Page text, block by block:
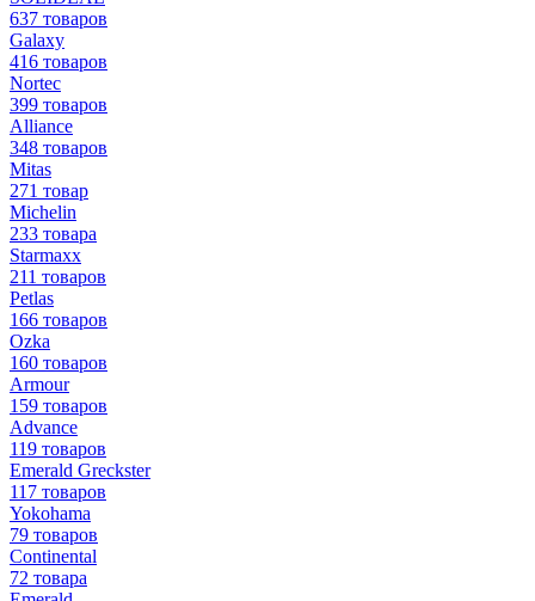
637 товаров
Galaxy
416 товаров
Nortec
399 товаров
Alliance
348 товаров
Mitas
271 товар
Michelin
233 товара
Starmaxx
211 товаров
Petlas
166 товаров
Ozka
160 товаров
Armour
159 товаров
Advance
119 товаров
Emerald Greckster
117 товаров
Yokohama
79 товаров
Continental
72 товара